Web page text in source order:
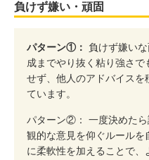
負けず嫌い・頑固
パターン①：
負けず嫌い
成までやり抜く粘り強さ
せず、他人のアドバイスを
ています。
パターン②： 一度決めた
観的な意見を仰ぐルールを
に柔軟性を加えることで